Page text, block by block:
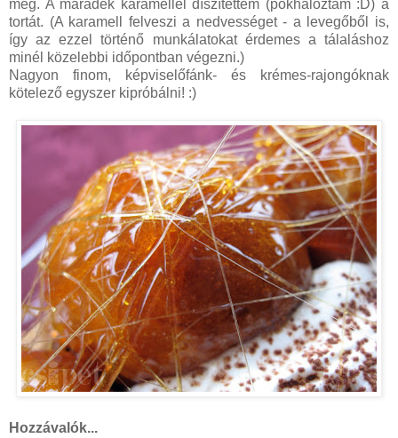
meg. A maradék karamellel díszítettem (pókhálóztam :D) a
tortát. (A karamell felveszi a nedvességet - a levegőből is,
így az ezzel történő munkálatokat érdemes a tálaláshoz
minél közelebbi időpontban végezni.)
Nagyon finom, képviselőfánk- és krémes-rajongóknak
kötelező egyszer kipróbálni! :)
Hozzávalók...